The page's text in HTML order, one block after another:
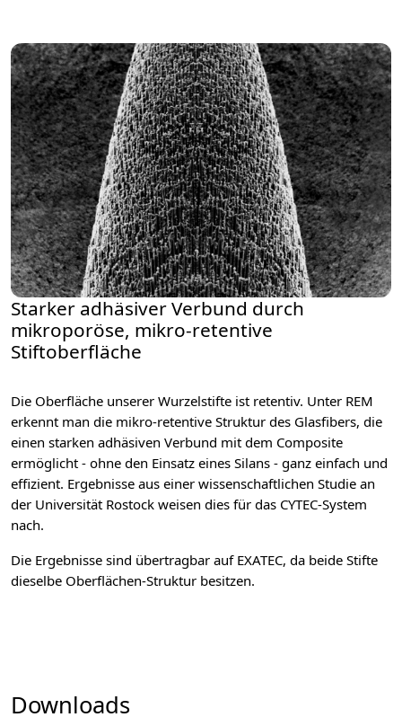
Starker adhäsiver Verbund durch
mikroporöse, mikro-retentive
Stiftoberfläche
Die Oberfläche unserer Wurzelstifte ist retentiv. Unter REM
erkennt man die mikro-retentive Struktur des Glasfibers, die
einen starken adhäsiven Verbund mit dem Composite
ermöglicht - ohne den Einsatz eines Silans - ganz einfach und
effizient. Ergebnisse aus einer wissenschaftlichen Studie an
der Universität Rostock weisen dies für das CYTEC-System
nach.
Die Ergebnisse sind übertragbar auf EXATEC, da beide Stifte
dieselbe Oberflächen-Struktur besitzen.
Downloads